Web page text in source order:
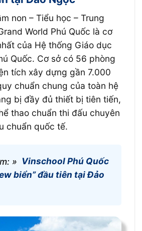
non – Tiểu học – Trung
World Phú Quốc là cơ
của Hệ thống Giáo dục
Quốc. Cơ sở có 56 phòng
tích xây dựng gần 7.000
chuẩn chung của toàn hệ
bị đầy đủ thiết bị tiên tiến,
thao chuẩn thi đấu chuyên
chuẩn quốc tế.
» Vinschool Phú Quốc
biển” đầu tiên tại Đảo